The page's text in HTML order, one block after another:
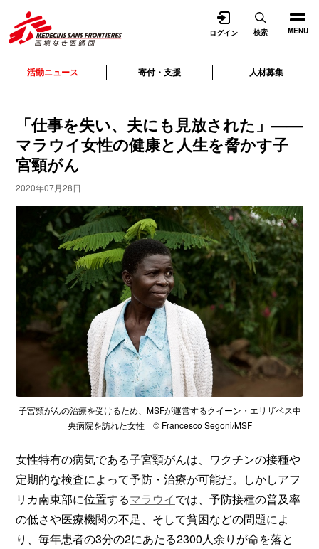
MENU
活動ニュース 寄付・支援 人材募集
ログイン 検索
「仕事を失い、夫にも見放された」——
マラウイ女性の健康と人生を脅かす子
宮頸がん
2020年07月28日
子宮頸がんの治療を受けるため、MSFが運営するクイーン・エリザベス中
央病院を訪れた女性 © Francesco Segoni/MSF
女性特有の病気である子宮頸がんは、ワクチンの接種や
定期的な検査によって予防・治療が可能だ。しかしアフ
リカ南東部に位置するマラウイでは、予防接種の普及率
の低さや医療機関の不足、そして貧困などの問題によ
り、毎年患者の3分の2にあたる2300人余りが命を落と